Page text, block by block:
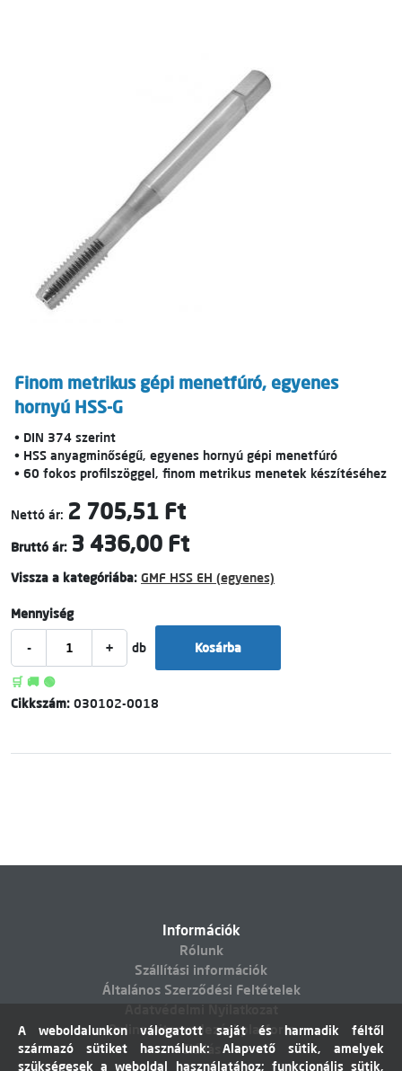
Finom metrikus gépi menetfúró, egyenes
hornyú HSS-G
• DIN 374 szerint
• HSS anyagminőségű, egyenes hornyú gépi menetfúró
• 60 fokos profilszöggel, finom metrikus menetek készítéséhez
Nettó ár: 2 705,51 Ft
Bruttó ár: 3 436,00 Ft
Vissza a kategóriába: GMF HSS EH (egyenes)
Mennyiség
- + db Kosárba
🛒 🚚 🟢
Cikkszám: 030102-0018
Információk
Rólunk
Szállítási információk
Általános Szerződési Feltételek
Online vitarendezési platform
Elállás
A weboldalunkon válogatott saját és harmadik féltől
származó sütiket használunk: Alapvető sütik, amelyek
szükségesek a weboldal használatához; funkcionális sütik,